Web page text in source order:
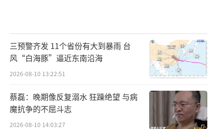
三预警齐发 11个省份有大到暴雨 台
风“白海豚”逼近东南沿海
2026-08-10 13:22:51
蔡磊：晚期像反复溺水 狂躁绝望 与病
魔抗争的不屈斗志
2026-08-10 14:03:27